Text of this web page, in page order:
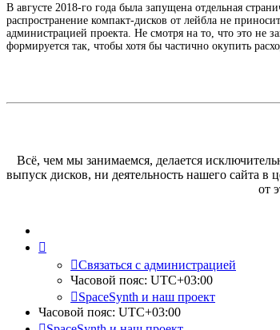
В августе 2018-го года была запущена отдельная
распространение компакт-дисков от лейбла не
администрацией проекта. Не смотря на то, что это не
формируется так, чтобы хотя бы частично окупить
Всё, чем мы занимаемся, делается
выпуск дисков, ни деятельность нашего сайта
от
Связаться с администрацией
Часовой пояс: UTC+03:00
SpaceSynth и наш проект
Часовой пояс: UTC+03:00